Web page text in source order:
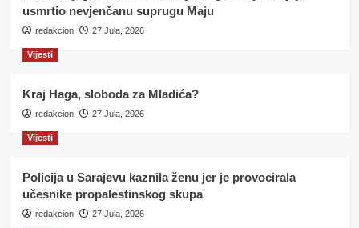
usmrtio nevjenčanu suprugu Maju
redakcion 27 Jula, 2026
Vijesti
Kraj Haga, sloboda za Mladića?
redakcion 27 Jula, 2026
Vijesti
Policija u Sarajevu kaznila ženu jer je provocirala
učesnike propalestinskog skupa
redakcion 27 Jula, 2026